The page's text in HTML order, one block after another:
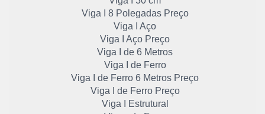
Viga I 8 Polegadas Preço
Viga I Aço
Viga I Aço Preço
Viga I de 6 Metros
Viga I de Ferro
Viga I de Ferro 6 Metros Preço
Viga I de Ferro Preço
Viga I Estrutural